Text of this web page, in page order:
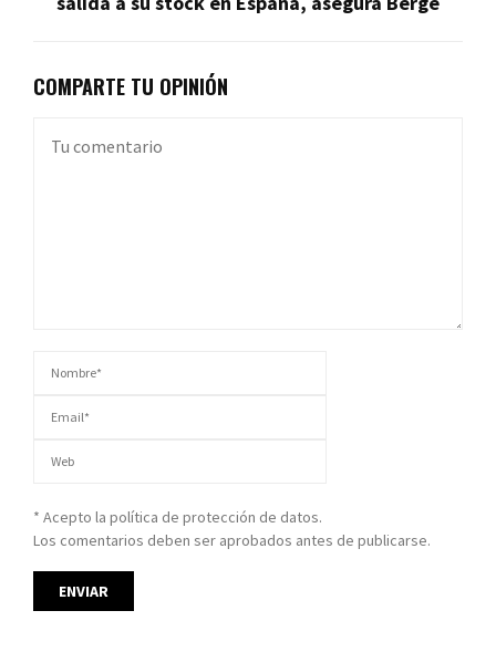
COMPARTE TU OPINIÓN
* Acepto la política de protección de datos.
Los comentarios deben ser aprobados antes de publicarse.